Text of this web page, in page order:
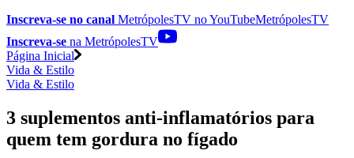
Inscreva-se no canal MetrópolesTV noYouTubeMetrópolesTV
Inscreva-se na MetrópolesTV
Página Inicial
Vida & Estilo
Vida & Estilo
3 suplementos anti-inflamatórios para
quem tem gordura no fígado